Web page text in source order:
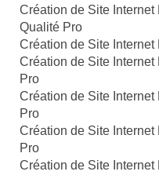
Création de Site
Qualité Pro
Création de Site
Création de Site
Pro
Création de Site
Pro
Création de Site
Pro
Création de Site